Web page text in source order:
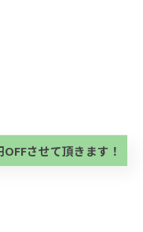
頂いたお客様は
でお閉じ下さ
させて頂きます！
既に 追加済の
させて頂きます！